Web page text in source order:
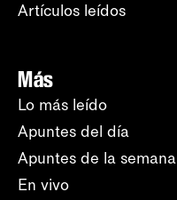
Artículos leídos
Más
Lo más leído
Apuntes del día
Apuntes de la semana
En vivo